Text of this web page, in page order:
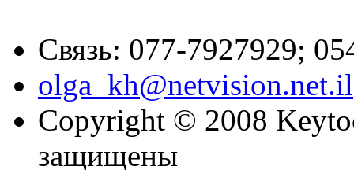
Связь: 077-7927929;
olga_kh@netvision.net.il
Copyright © 2008
защищены